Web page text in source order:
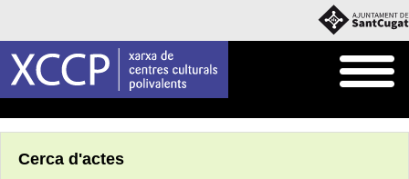
Cerca d'actes